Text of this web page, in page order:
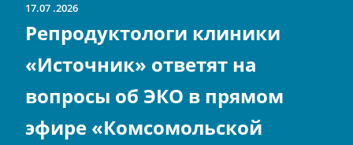
17.07 2026
Репродуктологи клиники
«Источник» ответят на
вопросы об ЭКО в прямом
эфире «Комсомольской